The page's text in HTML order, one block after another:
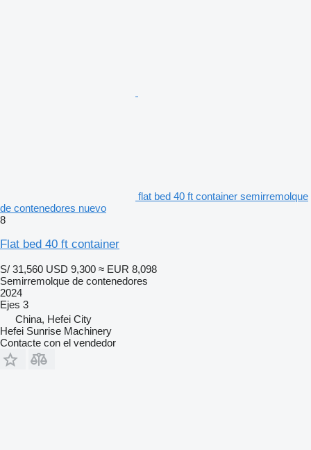
flat bed 40 ft container semirremolque
de contenedores nuevo
8
Flat bed 40 ft container
S/ 31,560 USD 9,300 ≈ EUR 8,098
Semirremolque de contenedores
2024
Ejes 3
China, Hefei City
Hefei Sunrise Machinery
Contacte con el vendedor